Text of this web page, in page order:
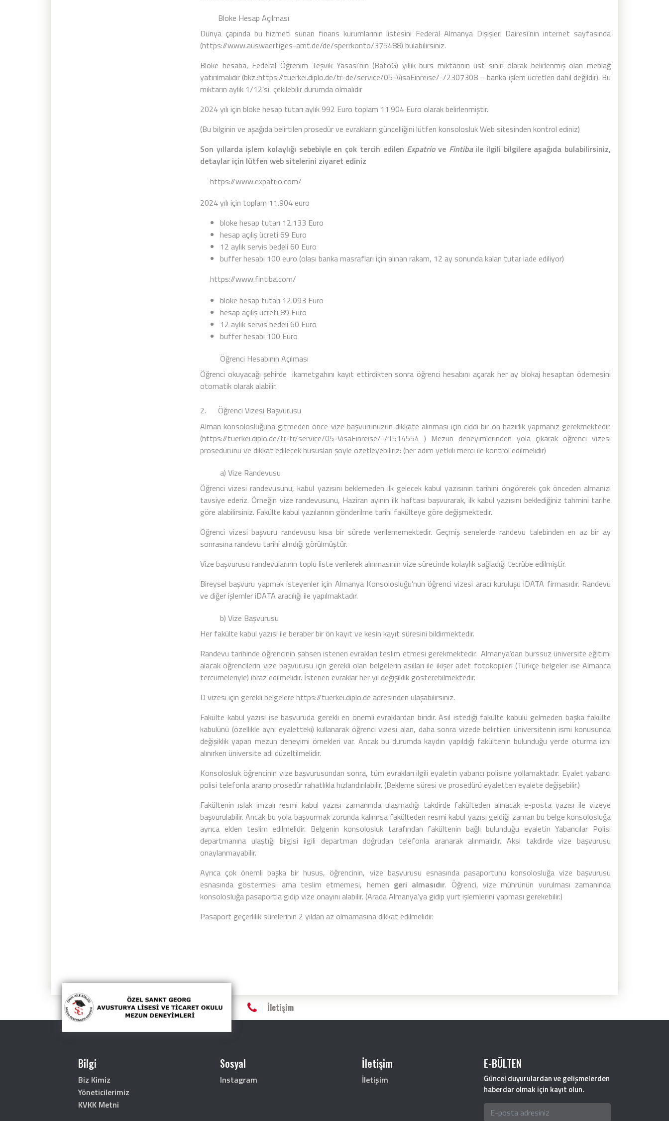
Bloke Hesap Açılması
Dünya çapında bu hizmeti sunan finans kurumlarının listesini Federal Almanya Dışişleri Dairesi’nin internet sayfasında
(https://www.auswaertiges-amt.de/de/sperrkonto/375488) bulabilirsiniz.
Bloke hesaba, Federal Öğrenim Teşvik Yasası’nın (BaföG) yıllık burs miktarının üst sınırı olarak belirlenmiş olan meblağ
yatırılmalıdır (bkz.:https://tuerkei.diplo.de/tr-de/service/05-VisaEinreise/-/2307308 – banka işlem ücretleri dahil değildir). Bu
miktarın aylık 1/12’si çekilebilir durumda olmalıdır
2024 yılı için bloke hesap tutarı aylık 992 Euro toplam 11.904 Euro olarak belirlenmiştir.
(Bu bilginin ve aşağıda belirtilen prosedür ve evrakların güncelliğini lütfen konsolosluk Web sitesinden kontrol ediniz)
Son yıllarda işlem kolaylığı sebebiyle en çok tercih edilen Expatriove Fintibaile ilgili bilgilere aşağıda bulabilirsiniz,
detaylar için lütfen web sitelerini ziyaret ediniz
https://www.expatrio.com/
2024 yılı için toplam 11.904 euro
bloke hesap tutarı 12.133 Euro
hesap açılış ücreti 69 Euro
12 aylık servis bedeli 60 Euro
buffer hesabı 100 euro (olası banka masrafları için alınan rakam, 12 ay sonunda kalan tutar iade ediliyor)
https://www.fintiba.com/
bloke hesap tutarı 12.093 Euro
hesap açılış ücreti 89 Euro
12 aylık servis bedeli 60 Euro
buffer hesabı 100 Euro
Öğrenci Hesabının Açılması
Öğrenci okuyacağı şehirde ikametgahını kayıt ettirdikten sonra öğrenci hesabını açarak her ay blokaj hesaptan ödemesini
otomatik olarak alabilir.
2. Öğrenci Vizesi Başvurusu
Alman konsolosluğuna gitmeden önce vize başvurunuzun dikkate alınması için ciddi bir ön hazırlık yapmanız gerekmektedir.
(https://tuerkei.diplo.de/tr-tr/service/05-VisaEinreise/-/1514554 ) Mezun deneyimlerinden yola çıkarak öğrenci vizesi
prosedürünü ve dikkat edilecek hususları şöyle özetleyebiliriz: (her adım yetkili merci ile kontrol edilmelidir)
a) Vize Randevusu
Öğrenci vizesi randevusunu, kabul yazısını beklemeden ilk gelecek kabul yazısının tarihini öngörerek çok önceden almanızı
tavsiye ederiz. Örneğin vize randevusunu, Haziran ayının ilk haftası başvurarak, ilk kabul yazısını beklediğiniz tahmini tarihe
göre alabilirsiniz. Fakülte kabul yazılarının gönderilme tarihi fakülteye göre değişmektedir.
Öğrenci vizesi başvuru randevusu kısa bir sürede verilememektedir. Geçmiş senelerde randevu talebinden en az bir ay
sonrasına randevu tarihi alındığı görülmüştür.
Vize başvurusu randevularının toplu liste verilerek alınmasının vize sürecinde kolaylık sağladığı tecrübe edilmiştir.
Bireysel başvuru yapmak isteyenler için Almanya Konsolosluğu’nun öğrenci vizesi aracı kuruluşu iDATA firmasıdır. Randevu
ve diğer işlemler iDATA aracılığı ile yapılmaktadır.
b) Vize Başvurusu
Her fakülte kabul yazısı ile beraber bir ön kayıt ve kesin kayıt süresini bildirmektedir.
Randevu tarihinde öğrencinin şahsen istenen evrakları teslim etmesi gerekmektedir. Almanya’dan burssuz üniversite eğitimi
alacak öğrencilerin vize başvurusu için gerekli olan belgelerin asılları ile ikişer adet fotokopileri (Türkçe belgeler ise Almanca
tercümeleriyle) ibraz edilmelidir. İstenen evraklar her yıl değişiklik gösterebilmektedir.
D vizesi için gerekli belgelere https://tuerkei.diplo.de adresinden ulaşabilirsiniz.
Fakülte kabul yazısı ise başvuruda gerekli en önemli evraklardan biridir. Asıl istediği fakülte kabulü gelmeden başka fakülte
kabulünü (özellikle aynı eyaletteki) kullanarak öğrenci vizesi alan, daha sonra vizede belirtilen üniversitenin ismi konusunda
değişiklik yapan mezun deneyimi örnekleri var. Ancak bu durumda kaydın yapıldığı fakültenin bulunduğu yerde oturma izni
alınırken üniversite adı düzeltilmelidir.
Konsolosluk öğrencinin vize başvurusundan sonra, tüm evrakları ilgili eyaletin yabancı polisine yollamaktadır. Eyalet yabancı
polisi telefonla aranıp prosedür rahatlıkla hızlandırılabilir. (Bekleme süresi ve prosedürü eyaletten eyalete değişebilir.)
Fakültenin ıslak imzalı resmi kabul yazısı zamanında ulaşmadığı takdirde fakülteden alınacak e-posta yazısı ile vizeye
başvurulabilir. Ancak bu yola başvurmak zorunda kalınırsa fakülteden resmi kabul yazısı geldiği zaman bu belge konsolosluğa
ayrıca elden teslim edilmelidir. Belgenin konsolosluk tarafından fakültenin bağlı bulunduğu eyaletin Yabancılar Polisi
departmanına ulaştığı bilgisi ilgili departman doğrudan telefonla aranarak alınmalıdır. Aksi takdirde vize başvurusu
onaylanmayabilir.
Ayrıca çok önemli başka bir husus, öğrencinin, vize başvurusu esnasında pasaportunu konsolosluğa vize başvurusu
esnasında göstermesi ama teslim etmemesi, hemen geri almasıdır. Öğrenci, vize mührünün vurulması zamanında
konsolosluğa pasaportla gidip vize onayını alabilir. (Arada Almanya’ya gidip yurt işlemlerini yapması gerekebilir.)
Pasaport geçerlilik sürelerinin 2 yıldan az olmamasına dikkat edilmelidir.
İletişim
Bilgi
Biz Kimiz
Yöneticilerimiz
KVKK Metni
Sosyal
Instagram
İletişim
İletişim
E-BÜLTEN
Güncel duyurulardan ve gelişmelerden
haberdar olmak için kayıt olun.